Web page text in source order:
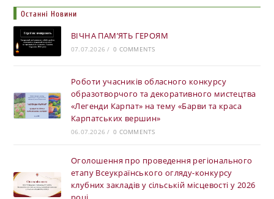
Останні Новини
ВІЧНА ПАМ’ЯТЬ ГЕРОЯМ
07.07.2026 / 0 COMMENTS
Роботи учасників обласного конкурсу
образотворчого та декоративного мистецтва
«Легенди Карпат» на тему «Барви та краса
Карпатських вершин»
06.07.2026 / 0 COMMENTS
Оголошення про проведення регіонального
етапу Всеукраїнського огляду-конкурсу
клубних закладів у сільській місцевості у 2026